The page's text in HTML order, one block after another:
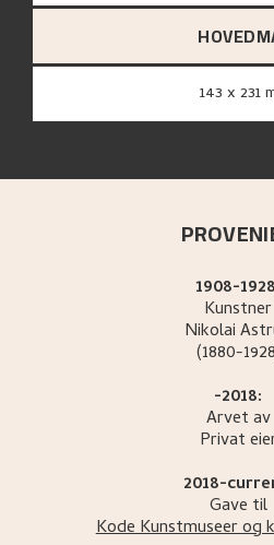
143 x 231
1908-
Kunstner
Nikolai
(1880-
-2018:
Arvet av
Privat
2018-
Gave til
Kode Kunstmuseer og